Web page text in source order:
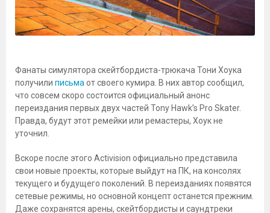
Фанаты симулятора скейтбордиста-трюкача Тони Хоука
получили письма от своего кумира. В них автор сообщил,
что совсем скоро состоится официальный анонс
переиздания первых двух частей Tony Hawk’s Pro Skater.
Правда, будут этот ремейки или ремастеры, Хоук не
уточнил.
Вскоре после этого Activision официально представила
свои новые проекты, которые выйдут на ПК, на консолях
текущего и будущего поколений. В переизданиях появятся
сетевые режимы, но основной концепт останется прежним.
Даже сохранятся арены, скейтбордисты и саундтреки